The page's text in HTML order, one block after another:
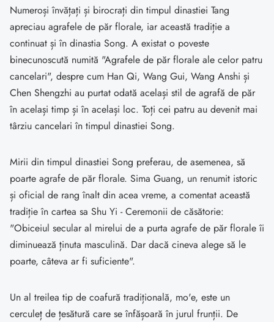
Numeroși învățați și birocrați din timpul dinastiei Tang
apreciau agrafele de păr florale, iar această tradiție a
continuat și în dinastia Song. A existat o poveste
binecunoscută numită "Agrafele de păr florale ale celor patru
cancelari", despre cum Han Qi, Wang Gui, Wang Anshi și
Chen Shengzhi au purtat odată același stil de agrafă de păr
în același timp și în același loc. Toți cei patru au devenit mai
târziu cancelari în timpul dinastiei Song.
Mirii din timpul dinastiei Song preferau, de asemenea, să
poarte agrafe de păr florale. Sima Guang, un renumit istoric
și oficial de rang înalt din acea vreme, a comentat această
tradiție în cartea sa Shu Yi - Ceremonii de căsătorie:
"Obiceiul secular al mirelui de a purta agrafe de păr florale îi
diminuează ținuta masculină. Dar dacă cineva alege să le
poarte, câteva ar fi suficiente".
Un al treilea tip de coafură tradițională, mo'e, este un
cerculeț de țesătură care se înfășoară în jurul frunții. De